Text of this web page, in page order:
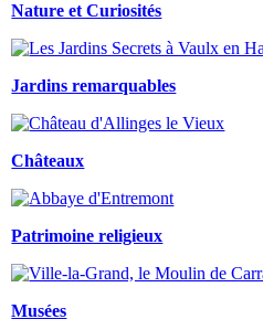
Nature et Curiosités
Jardins remarquables
Châteaux
Patrimoine religieux
Musées